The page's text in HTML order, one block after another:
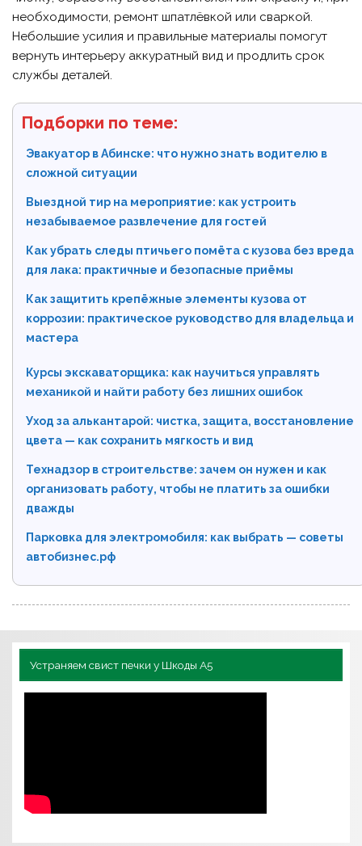
необходимости, ремонт шпатлёвкой или сваркой.
Небольшие усилия и правильные материалы помогут
вернуть интерьеру аккуратный вид и продлить срок
службы деталей.
Подборки по теме:
Эвакуатор в Абинске: что нужно знать водителю в
сложной ситуации
Выездной тир на мероприятие: как устроить
незабываемое развлечение для гостей
Как убрать следы птичьего помёта с кузова без вреда
для лака: практичные и безопасные приёмы
Как защитить крепёжные элементы кузова от
коррозии: практическое руководство для владельца и
мастера
Курсы экскаваторщика: как научиться управлять
механиκой и найти работу без лишних ошибок
Уход за алькантарой: чистка, защита, восстановление
цвета — как сохранить мягкость и вид
Технадзор в строительстве: зачем он нужен и как
организовать работу, чтобы не платить за ошибки
дважды
Парковка для электромобиля: как выбрать — советы
автобизнес.рф
Устраняем свист печки у Шкоды А5